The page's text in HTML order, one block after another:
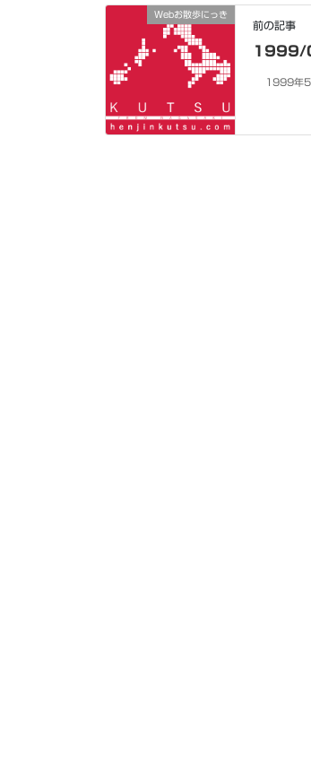
Webお散歩にっき
前の記事
1999年5